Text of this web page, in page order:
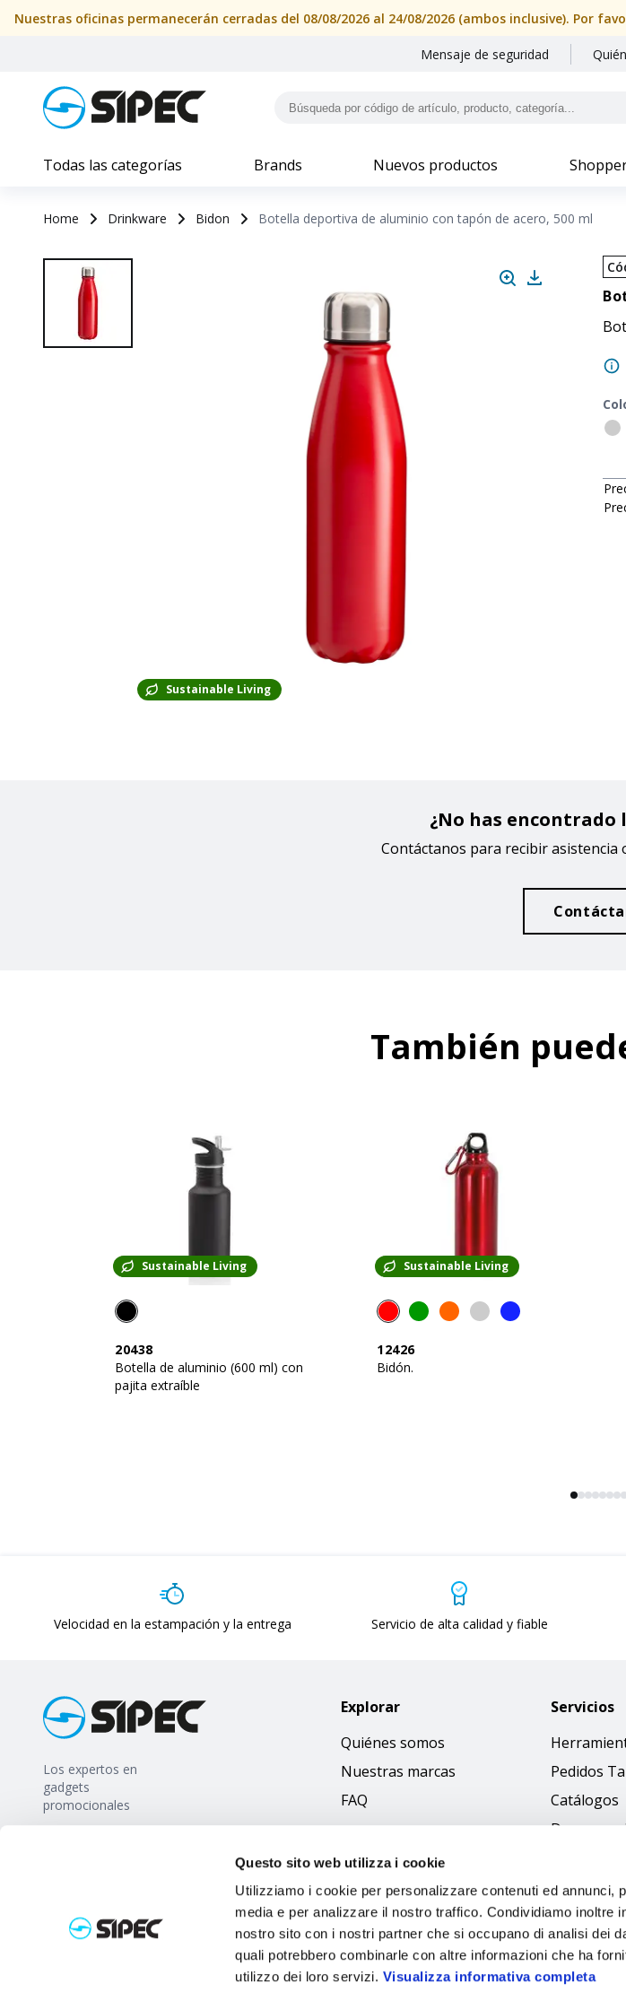
Questo sito web utilizza i cookie
Utilizziamo i cookie per personalizzare contenuti ed annunci,
media e per analizzare il nostro traffico. Condividiamo inoltre
nostro sito con i nostri partner che si occupano di analisi dei
quali potrebbero combinarle con altre informazioni che ha
utilizzo dei loro servizi. Visualizza informativa completa
Mensaje de seguridad
Todas las categorías Brands Nuevos productos
Home Drinkware Bidon Botella deportiva de aluminio con tapón de acero, 500 ml
Sustainable Living
¿No has encontrado
Contáctanos para recibir
También
Sustainable Living
20438
Botella de aluminio (600 ml) con
pajita extraíble
Sustainable Living
12426
Bidón.
Velocidad en la estampación y la entrega Servicio de alta calidad y fiable
Los expertos en
gadgets
promocionales
Explorar
Quiénes somos
Nuestras marcas
FAQ
Servicios
Pedidos
Catálogos
Descargar